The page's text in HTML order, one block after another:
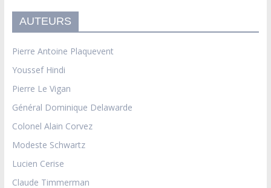
AUTEURS
Pierre Antoine Plaquevent
Youssef Hindi
Pierre Le Vigan
Général Dominique Delawarde
Colonel Alain Corvez
Modeste Schwartz
Lucien Cerise
Claude Timmerman